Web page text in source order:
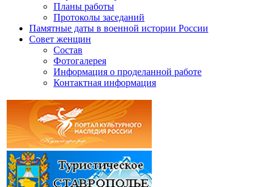
Планы работы
Протоколы заседаний
Памятные даты в военной истории России
Совет женщин
Состав
Фотогалерея
Информация о проделанной работе
Контактная информация